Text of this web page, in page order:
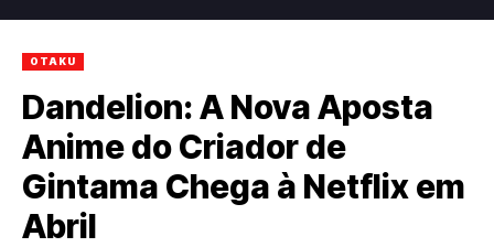
OTAKU
Dandelion: A Nova Aposta
Anime do Criador de
Gintama Chega à Netflix em
Abril